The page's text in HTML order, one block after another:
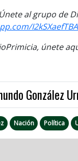
al grupo de
únete
González
Nación Política